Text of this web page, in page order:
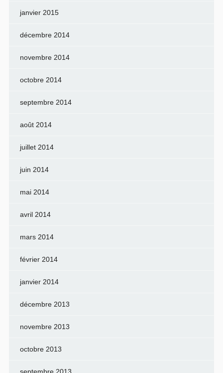
janvier 2015
décembre 2014
novembre 2014
octobre 2014
septembre 2014
août 2014
juillet 2014
juin 2014
mai 2014
avril 2014
mars 2014
février 2014
janvier 2014
décembre 2013
novembre 2013
octobre 2013
septembre 2013